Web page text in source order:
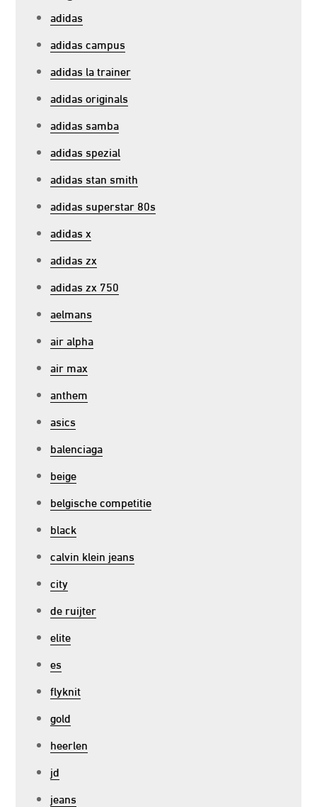
adidas
adidas campus
adidas la trainer
adidas originals
adidas samba
adidas spezial
adidas stan smith
adidas superstar 80s
adidas x
adidas zx
adidas zx 750
aelmans
air alpha
air max
anthem
asics
balenciaga
beige
belgische competitie
black
calvin klein jeans
city
de ruijter
elite
es
flyknit
gold
heerlen
jd
jeans